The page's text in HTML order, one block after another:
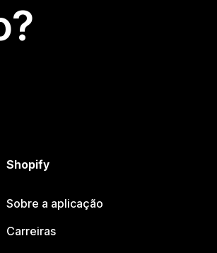
Shopify
Sobre a aplicação
Carreiras